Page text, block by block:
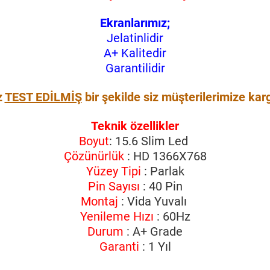
Ekranlarımız;
Jelatinlidir
A+ Kalitedir
Garantilidir
TEST EDİLMİŞbir şekilde siz müşterilerimize
Teknik özellikler
Boyut: 15.6 Slim Led
Çözünürlük: HD 1366X768
Yüzey Tipi : Parlak
Pin Sayısı : 40 Pin
Montaj : Vida Yuvalı
Yenileme Hızı : 60Hz
Durum : A+ Grade
Garanti : 1 Yıl